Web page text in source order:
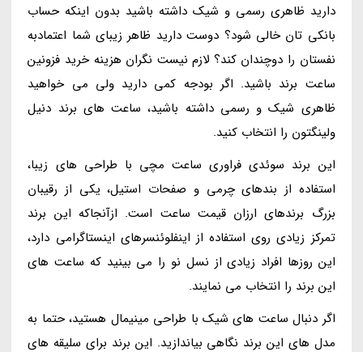
دارید ظاهری رسمی و شیک داشته باشید بدون اینکه حساب
بانکی تان خالی شود؟ دوست دارید ظاهر زیبای شما اعتمادبه
نفستان را دوچندان کند؟ لازم نیست نگران هزینه خرید فزونین
ساعت برند باشید. اگر بودجه کمی دارید ولی می خواهید
ظاهری شیک و رسمی داشته باشید، ساعت های برند دنیل
ولینگتون را انتخاب کنید.
این برند سوئدی فراوری ساعت مچی با طراحی های زیبا،
استفاده از بندهای چرمی و صفحات استیل، یکی از رقیبان
بزرگ برندهای ارزان قیمت ساعت است. ازآنجاکه این برند
تمرکز زیادی روی استفاده از اینفلوئنسرهای اینستاگرامی دارد،
این روزها افراد زیادی از نسل نو را می بینید که ساعت های
این برند را انتخاب می نمایند.
اگر دنبال ساعت های شیک با طراحی مینیمال هستید، حتما به
مدل های این برند نگاهی بیاندازید. این برند برای سلیقه های